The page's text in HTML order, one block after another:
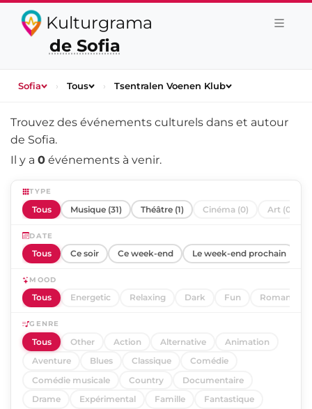
Kulturgrama
de Sofia
Sofia › Tous › Tsentralen Voenen Klub
Trouvez des événements culturels dans et autour
de Sofia.
Il y a 0 événements à venir.
TYPE
Tous Musique (31) Théâtre (1) Cinéma (0) Art (0)
DATE
Tous Ce soir Ce week-end Le week-end prochain
MOOD
Tous Energetic Relaxing Dark Fun Romantic
GENRE
Tous Other Action Alternative
Animation
Aventure
Blues Classique
Comédie
Comédie musicale
Country
Documentaire
Drame
Expérimental Famille
Fantastique